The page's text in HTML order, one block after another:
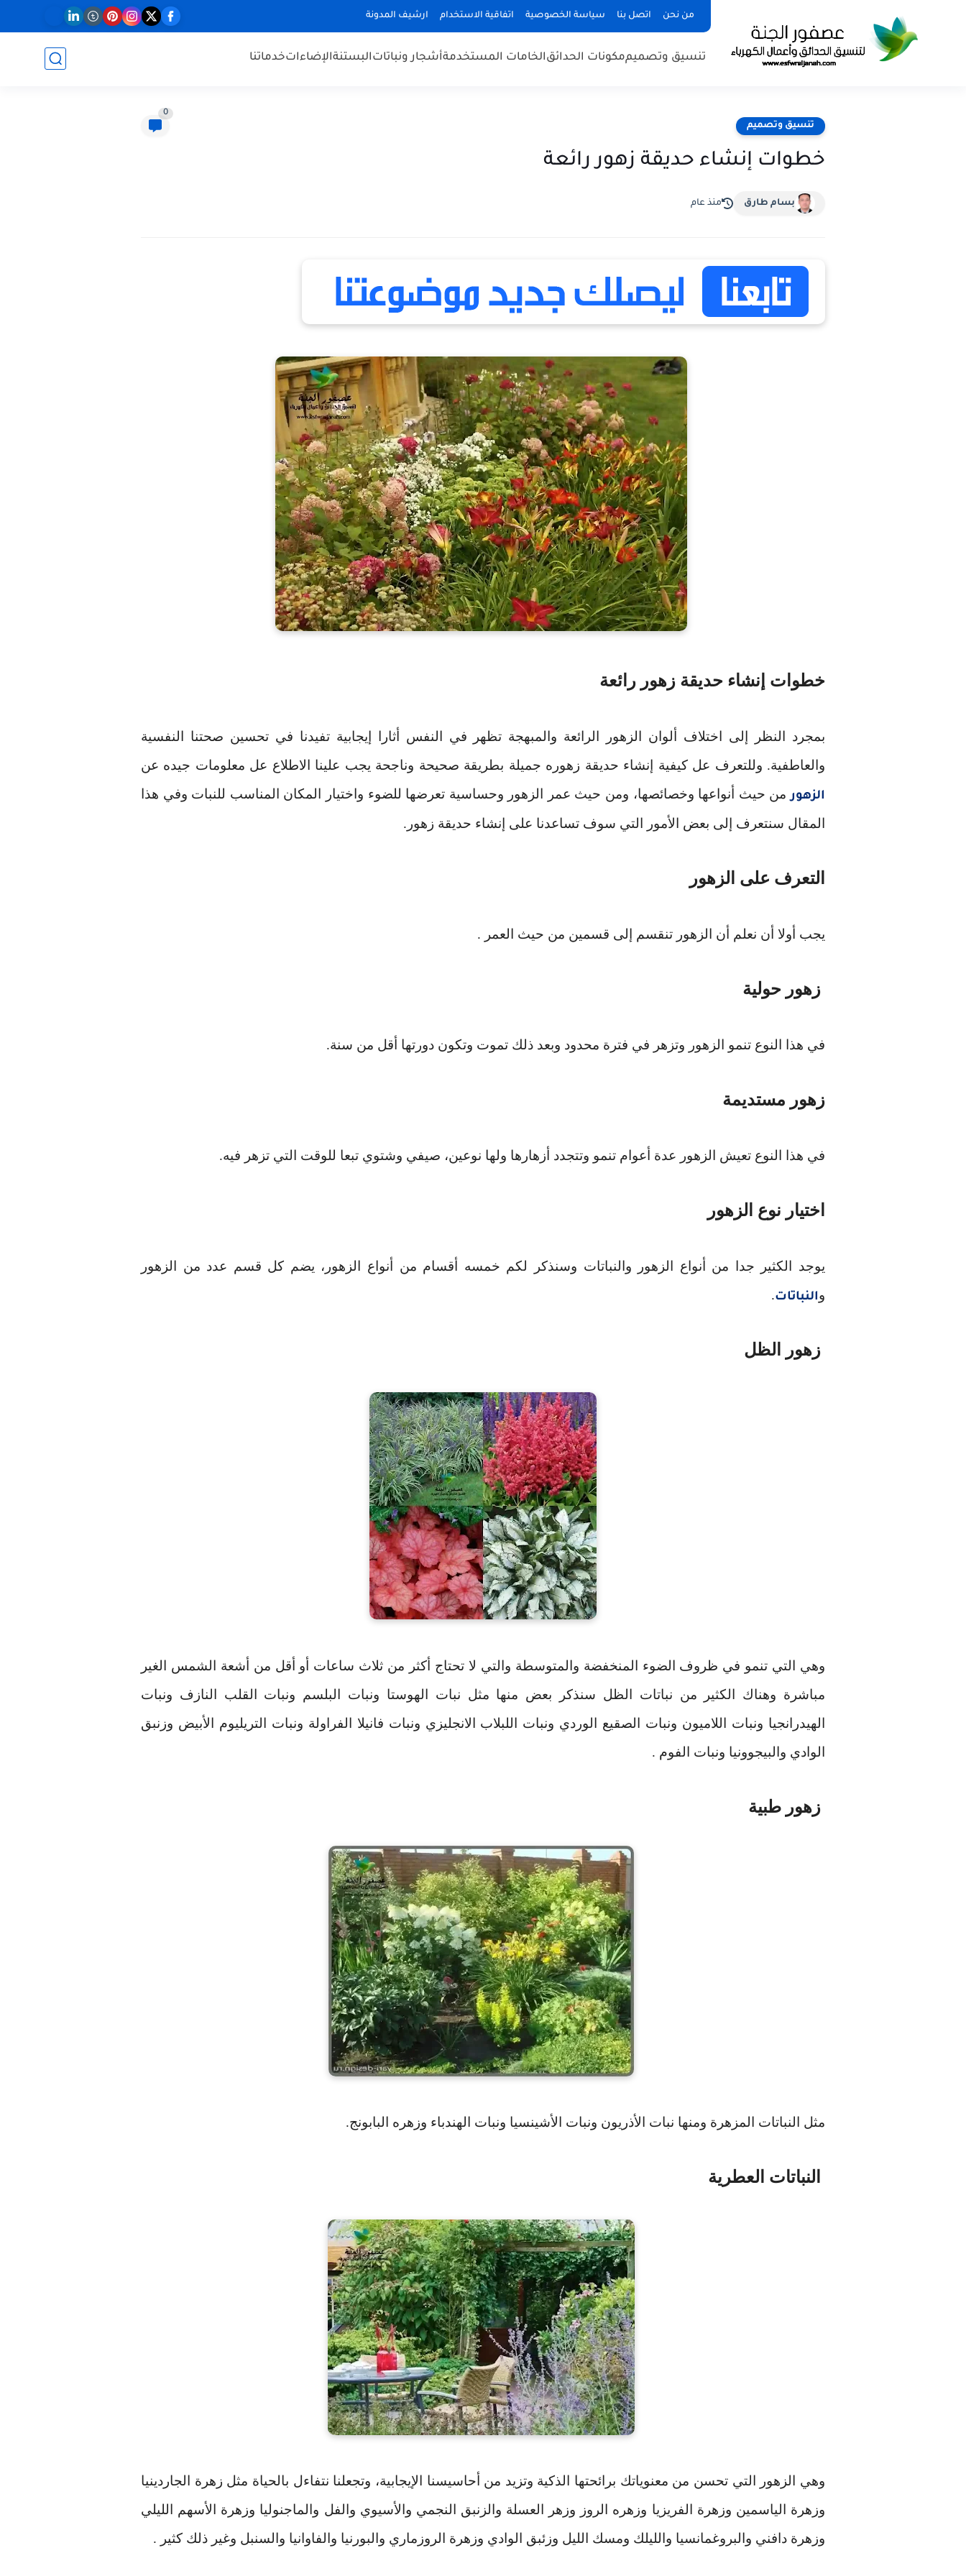
من نحن اتصل بنا سياسة الخصوصية اتفاقية الاستخدام ارشيف المدونة
تنسيق وتصميممكونات الحدائقالخامات المستخدمةأشجار ونباتاتالبستنةالإضاءاتخدماتنا
تنسيق وتصميم
0
خطوات إنشاء حديقة زهور رائعة
بسام طارق منذ عام
خطوات إنشاء حديقة زهور رائعة
بمجرد النظر إلى اختلاف ألوان الزهور الرائعة والمبهجة تظهر في النفس أثارا إيجابية تفيدنا في تحسين صحتنا النفسية
والعاطفية. وللتعرف عل كيفية إنشاء حديقة زهوره جميلة بطريقة صحيحة وناجحة يجب علينا الاطلاع عل معلومات جيده عن
الزهور من حيث أنواعها وخصائصها، ومن حيث عمر الزهور وحساسية تعرضها للضوء واختيار المكان المناسب للنبات وفي هذا
المقال سنتعرف إلى بعض الأمور التي سوف تساعدنا على إنشاء حديقة زهور .
التعرف على الزهور
يجب أولا أن نعلم أن الزهور تنقسم إلى قسمين من حيث العمر .
زهور حولية
في هذا النوع تنمو الزهور وتزهر في فترة محدود وبعد ذلك تموت وتكون دورتها أقل من سنة.
زهور مستديمة
في هذا النوع تعيش الزهور عدة أعوام تنمو وتتجدد أزهارها ولها نوعين، صيفي وشتوي تبعا للوقت التي تزهر فيه.
اختيار نوع الزهور
يوجد الكثير جدا من أنواع الزهور والنباتات وسنذكر لكم خمسه أقسام من أنواع الزهور، يضم كل قسم عدد من الزهور
والنباتات.
زهور الظل
وهي التي تنمو في ظروف الضوء المنخفضة والمتوسطة والتي لا تحتاج أكثر من ثلاث ساعات أو أقل من أشعة الشمس الغير
مباشرة وهناك الكثير من نباتات الظل سنذكر بعض منها مثل نبات الهوستا ونبات البلسم ونبات القلب النازف ونبات
الهيدرانجيا ونبات اللاميون ونبات الصقيع الوردي ونبات اللبلاب الانجليزي ونبات فانيلا الفراولة ونبات التريليوم الأبيض وزنبق
الوادي والبيجوونيا ونبات الفوم .
زهور طبية
مثل النباتات المزهرة ومنها نبات الأذريون ونبات الأشينسيا ونبات الهندباء وزهره البابونج.
النباتات العطرية
وهي الزهور التي تحسن من معنوياتك برائحتها الذكية وتزيد من أحاسيسنا الإيجابية، وتجعلنا نتفاءل بالحياة مثل زهرة الجاردينيا
وزهرة الياسمين وزهرة الفريزيا وزهره الروز وزهر العسلة والزنبق النجمي والأسيوي والفل والماجنوليا وزهرة الأسهم الليلي
وزهرة دافني والبروغمانسيا والليلك ومسك الليل وزئبق الوادي وزهرة الروزماري والبورنيا والفاوانيا والسنبل وغير ذلك كثير .